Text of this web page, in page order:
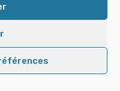
কৣ Copyright © 2026 •